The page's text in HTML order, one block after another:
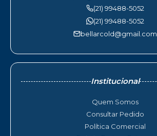
(21) 99488-5052
(21) 99488-5052
bellarcold@gmail.com
Institucional
Quem Somos
Consultar Pedido
Política Comercial